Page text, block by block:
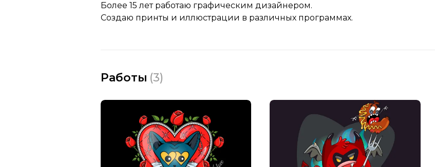
Более 15 лет работаю графическим дизайнером.
Создаю принты и иллюстрации в различных программах.
Работы (3)